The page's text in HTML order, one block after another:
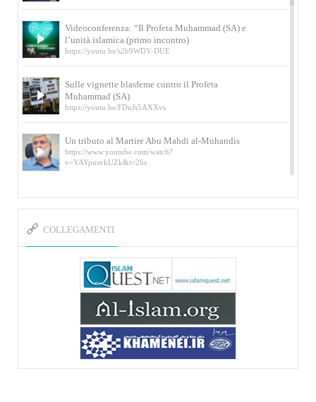
Videoconferenza: “Il Profeta Muhammad (SA) e
l’unità islamica (primo incontro)
https://youtu.be/s2b9WDY-DUE
Sulle vignette blasfeme contro il Profeta
Muhammad (SA)
https://youtu.be/FDuJs5AXXvs
Un tributo al Martire Abu Mahdi al-Muhandis
https://www.youtube.com/watch?
v=YAYpusvkUZk&t=26s
L’Abluzione rituale (wudu) secondo l’Imam Alì
e l’Imam Khomeini
della figlia di un martire
https://www.youtube.com/watch?
v=-5nPSxbf9l0&t=103s
Sheykh Abbas Di Palma sui martiri Qassem
Soleimani e Abu Mahdi Al-Muhandis
https://youtu.be/Y6SIP2PIht4 Video del discorso tenuto
dallo Sheykh Abbas Di Palma in ...
COLLEGAMENTI